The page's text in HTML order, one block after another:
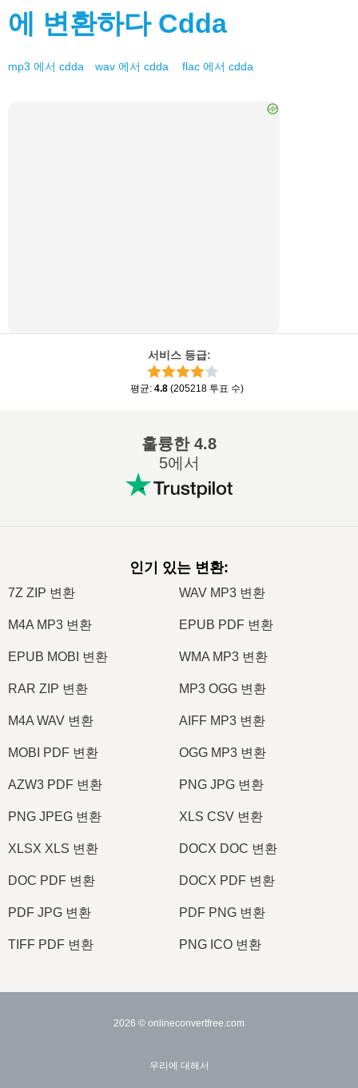
에 변환하다 Cdda
mp3 에서 cdda wav 에서 cdda flac 에서 cdda
서비스 등급:
평균: 4.8 (205218 투표 수)
훌륭한4.8
5에서
인기 있는 변환:
7Z ZIP 변환 WAV MP3 변환
M4A MP3 변환 EPUB PDF 변환
EPUB MOBI 변환 WMA MP3 변환
RAR ZIP 변환 MP3 OGG 변환
M4A WAV 변환 AIFF MP3 변환
MOBI PDF 변환 OGG MP3 변환
AZW3 PDF 변환 PNG JPG 변환
PNG JPEG 변환 XLS CSV 변환
XLSX XLS 변환 DOCX DOC 변환
DOC PDF 변환 DOCX PDF 변환
PDF JPG 변환 PDF PNG 변환
TIFF PDF 변환 PNG ICO 변환
2026 © onlineconvertfree.com
우리에 대해서